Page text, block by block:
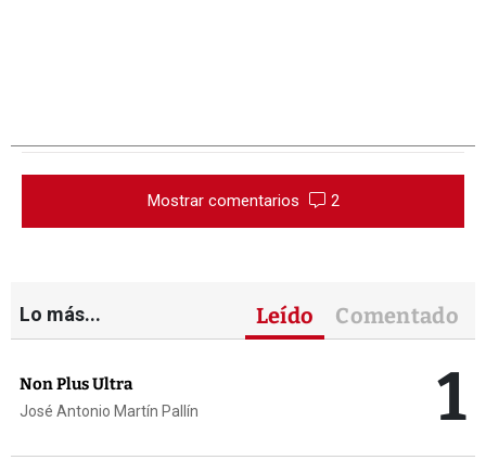
Mostrar comentarios 2
Lo más... Leído Comentado
Non Plus Ultra
José Antonio Martín Pallín 1